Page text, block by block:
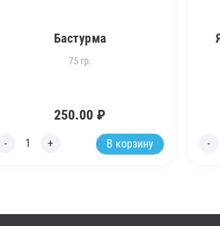
Бастурма
75 гр.
250.00 ₽
В корзину